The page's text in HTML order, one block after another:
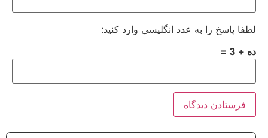
لطفا پاسخ را به عدد انگلیسی وارد کنید:
ده + 3 =